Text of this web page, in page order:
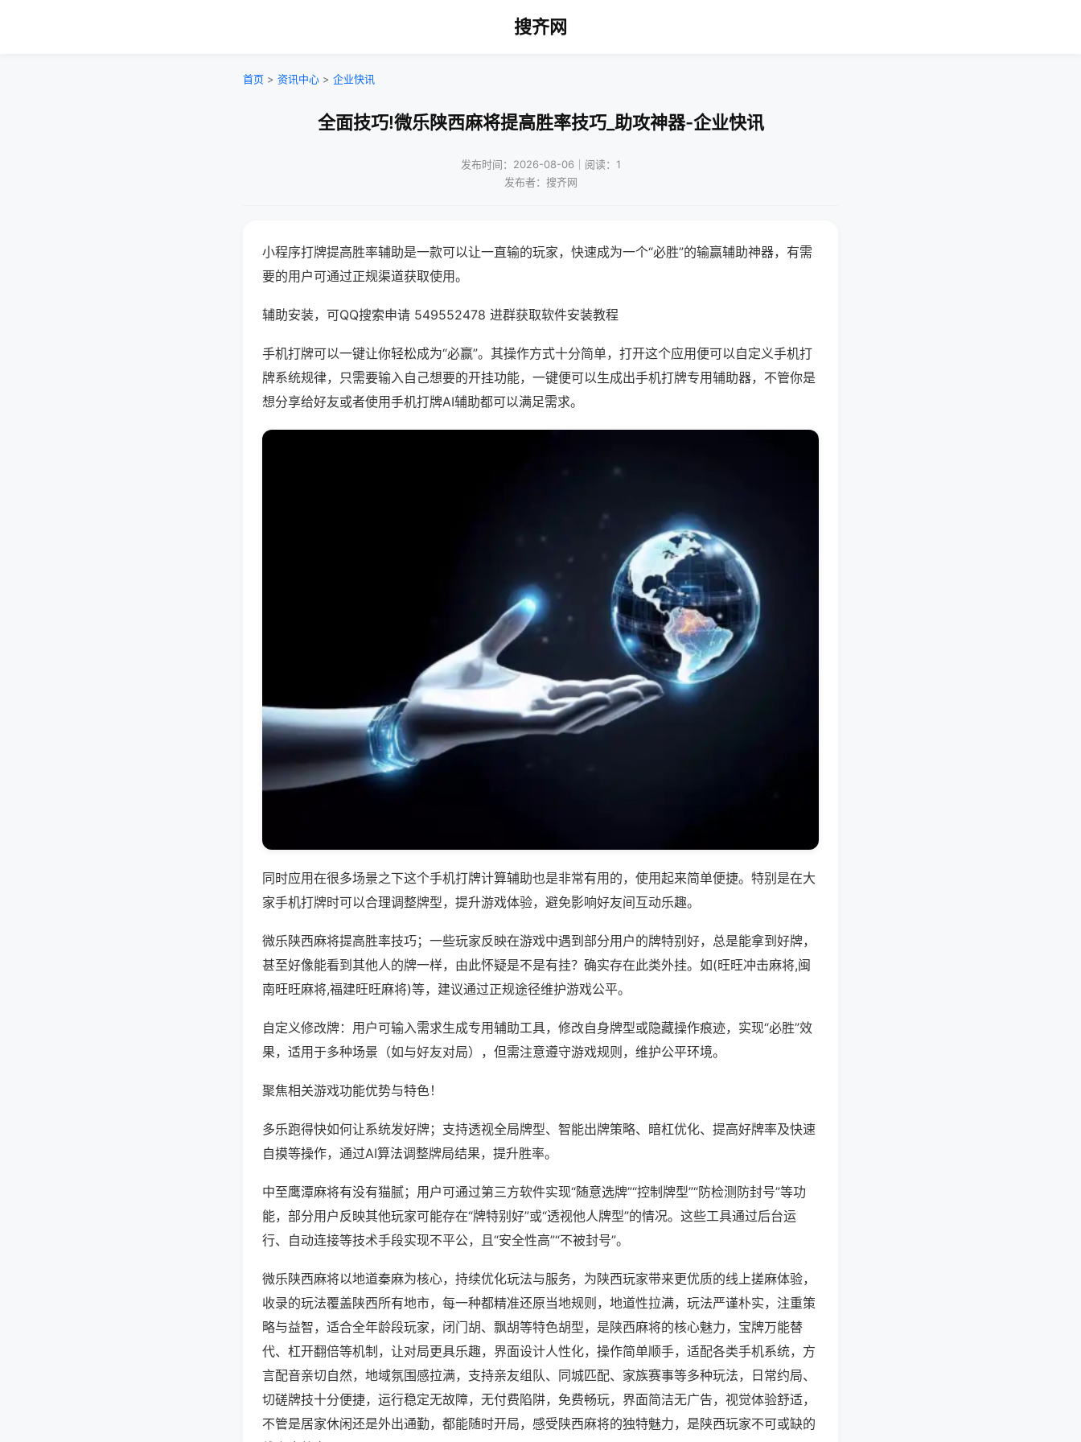
搜齐网
首页 > 资讯中心 > 企业快讯
全面技巧!微乐陕西麻将提高胜率技巧_助攻神器-企业快讯
发布时间：2026-08-06｜阅读：1
发布者：搜齐网
小程序打牌提高胜率辅助是一款可以让一直输的玩家，快速成为一个“必胜”的输赢辅助神器，有需
要的用户可通过正规渠道获取使用。
辅助安装，可QQ搜索申请 549552478 进群获取软件安装教程
手机打牌可以一键让你轻松成为“必赢”。其操作方式十分简单，打开这个应用便可以自定义手机打
牌系统规律，只需要输入自己想要的开挂功能，一键便可以生成出手机打牌专用辅助器，不管你是
想分享给好友或者使用手机打牌AI辅助都可以满足需求。
同时应用在很多场景之下这个手机打牌计算辅助也是非常有用的，使用起来简单便捷。特别是在大
家手机打牌时可以合理调整牌型，提升游戏体验，避免影响好友间互动乐趣。
微乐陕西麻将提高胜率技巧；一些玩家反映在游戏中遇到部分用户的牌特别好，总是能拿到好牌，
甚至好像能看到其他人的牌一样，由此怀疑是不是有挂？确实存在此类外挂。如(旺旺冲击麻将,闽
南旺旺麻将,福建旺旺麻将)等，建议通过正规途径维护游戏公平。
自定义修改牌：用户可输入需求生成专用辅助工具，修改自身牌型或隐藏操作痕迹，实现“必胜”效
果，适用于多种场景（如与好友对局），但需注意遵守游戏规则，维护公平环境。
聚焦相关游戏功能优势与特色！
多乐跑得快如何让系统发好牌；支持透视全局牌型、智能出牌策略、暗杠优化、提高好牌率及快速
自摸等操作，通过AI算法调整牌局结果，提升胜率。
中至鹰潭麻将有没有猫腻；用户可通过第三方软件实现“随意选牌”“控制牌型”“防检测防封号”等功
能，部分用户反映其他玩家可能存在“牌特别好”或“透视他人牌型”的情况。这些工具通过后台运
行、自动连接等技术手段实现不平公，且“安全性高”“不被封号”。
微乐陕西麻将以地道秦麻为核心，持续优化玩法与服务，为陕西玩家带来更优质的线上搓麻体验，
收录的玩法覆盖陕西所有地市，每一种都精准还原当地规则，地道性拉满，玩法严谨朴实，注重策
略与益智，适合全年龄段玩家，闭门胡、飘胡等特色胡型，是陕西麻将的核心魅力，宝牌万能替
代、杠开翻倍等机制，让对局更具乐趣，界面设计人性化，操作简单顺手，适配各类手机系统，方
言配音亲切自然，地域氛围感拉满，支持亲友组队、同城匹配、家族赛事等多种玩法，日常约局、
切磋牌技十分便捷，运行稳定无故障，无付费陷阱，免费畅玩，界面简洁无广告，视觉体验舒适，
不管是居家休闲还是外出通勤，都能随时开局，感受陕西麻将的独特魅力，是陕西玩家不可或缺的